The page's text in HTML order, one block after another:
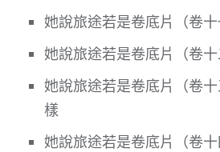
她說旅途若是卷底片（卷
她說旅途若是卷底片（卷
她說旅途若是卷底片（卷
樣
她說旅途若是卷底片（卷